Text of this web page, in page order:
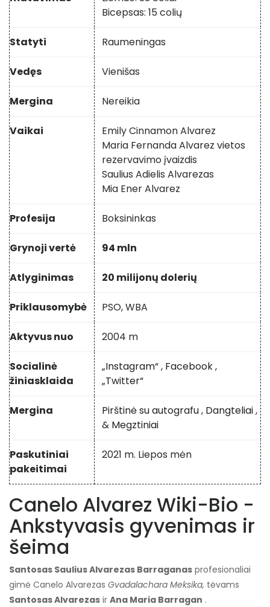
Bicepsas: 15 colių
Statyti Raumeningas
Vedęs Vienišas
Mergina Nereikia
Vaikai
Emily Cinnamon Alvarez
Maria Fernanda Alvarez vietos
rezervavimo įvaizdis
Saulius Adielis Alvarezas
Mia Ener Alvarez
Profesija Boksininkas
Grynoji vertė 94 mln
Atlyginimas 20 milijonų dolerių
Priklausomybė PSO, WBA
Aktyvus nuo 2004 m
Socialinė
žiniasklaida
„Instagram“, Facebook,
„Twitter“
Mergina Pirštinė su autografu, Dangteliai,
& Megztiniai
Paskutiniai
pakeitimai
2021 m. Liepos mėn
Canelo Alvarez Wiki-Bio -
Ankstyvasis gyvenimas ir
šeima
Santosas Saulius Alvarezas Barraganas profesionaliai
gimė Canelo Alvarezas Gvadalachara Meksika, tėvams
Santosas Alvarezas ir Ana Maria Barragan .